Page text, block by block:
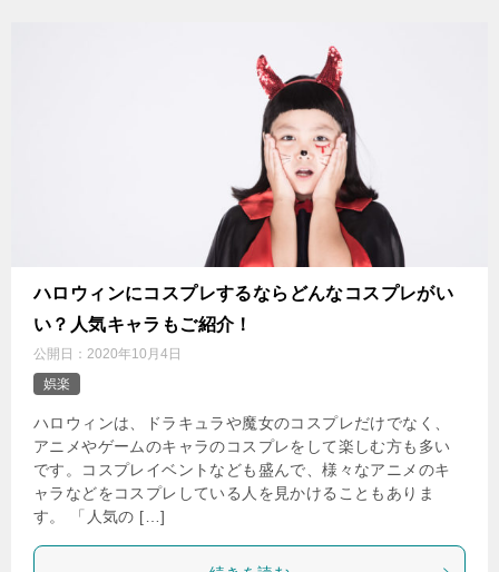
ハロウィンにコスプレするならどんなコスプレがい
い？人気キャラもご紹介！
公開日： 2020年10月4日
娯楽
ハロウィンは、ドラキュラや魔女のコスプレだけでなく、
アニメやゲームのキャラのコスプレをして楽しむ方も多い
です。コスプレイベントなども盛んで、様々なアニメのキ
ャラなどをコスプレしている人を見かけることもありま
す。 「人気の […]